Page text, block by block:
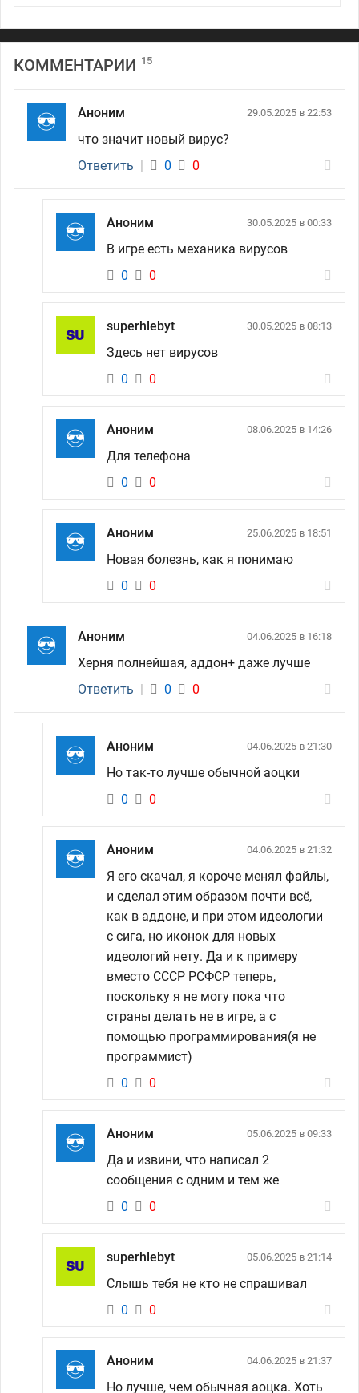
КОММЕНТАРИИ 15
Аноним 29.05.2025 в 22:53
что значит новый вирус?
Ответить | 0 0
Аноним 30.05.2025 в 00:33
В игре есть механика вирусов
0
0
superhlebyt 30.05.2025 в 08:13
Здесь нет вирусов
0
0
Аноним 08.06.2025 в 14:26
Для телефона
0
0
Аноним 25.06.2025 в 18:51
Новая болезнь, как я понимаю
0
0
Аноним 04.06.2025 в 16:18
Херня полнейшая, аддон+ даже лучше
Ответить | 0 0
Аноним 04.06.2025 в 21:30
Но так-то лучше обычной аоцки
0
0
Аноним 04.06.2025 в 21:32
Я его скачал, я короче менял файлы,
и сделал этим образом почти всё,
как в аддоне, и при этом идеологии
с сига, но иконок для новых
идеологий нету. Да и к примеру
вместо СССР РСФСР теперь,
поскольку я не могу пока что
страны делать не в игре, а с
помощью программирования(я не
программист)
0
0
Аноним 05.06.2025 в 09:33
Да и извини, что написал 2
сообщения с одним и тем же
0
0
superhlebyt 05.06.2025 в 21:14
Слышь тебя не кто не спрашивал
0
0
Аноним 04.06.2025 в 21:37
Но лучше, чем обычная аоцка. Хоть